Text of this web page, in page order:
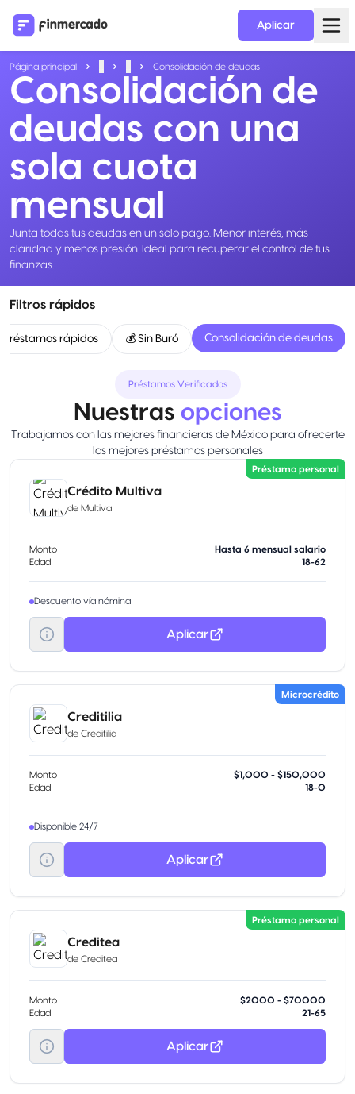
Aplicar
Página principal Consolidación de deudas
Consolidación de
deudas con una
sola cuota
mensual
Junta todas tus deudas en un solo pago. Menor interés, más
claridad y menos presión. Ideal para recuperar el control de tus
finanzas.
Filtros rápidos
Préstamos rápidos 💰 Sin Buró Consolidación de deudas
Préstamos Verificados
Nuestras opciones
Trabajamos con las mejores financieras de México para ofrecerte
los mejores préstamos personales
Préstamo personal
Crédito Multiva
de Multiva
Monto
Hasta 6 mensual salario
Edad
18-62
Descuento vía nómina
Aplicar
Microcrédito
Creditilia
de Creditilia
Monto
$1,000 - $150,000
Edad
18-0
Disponible 24/7
Aplicar
Préstamo personal
Creditea
de Creditea
Monto
$2000 - $70000
Edad
21-65
Aplicar